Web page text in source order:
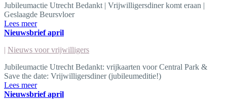
Jubileumactie Utrecht Bedankt | Vrijwilligersdiner komt eraan |
Geslaagde Beursvloer
Lees meer
Nieuwsbrief april
| Nieuws voor vrijwilligers
Jubileumactie Utrecht Bedankt: vrijkaarten voor Central Park &
Save the date: Vrijwilligersdiner (jubileumeditie!)
Lees meer
Nieuwsbrief april